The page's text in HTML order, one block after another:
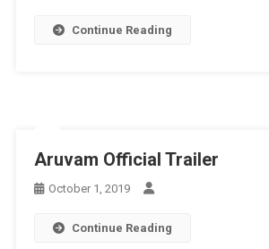
Continue Reading
Aruvam Official Trailer
October 1, 2019
Continue Reading